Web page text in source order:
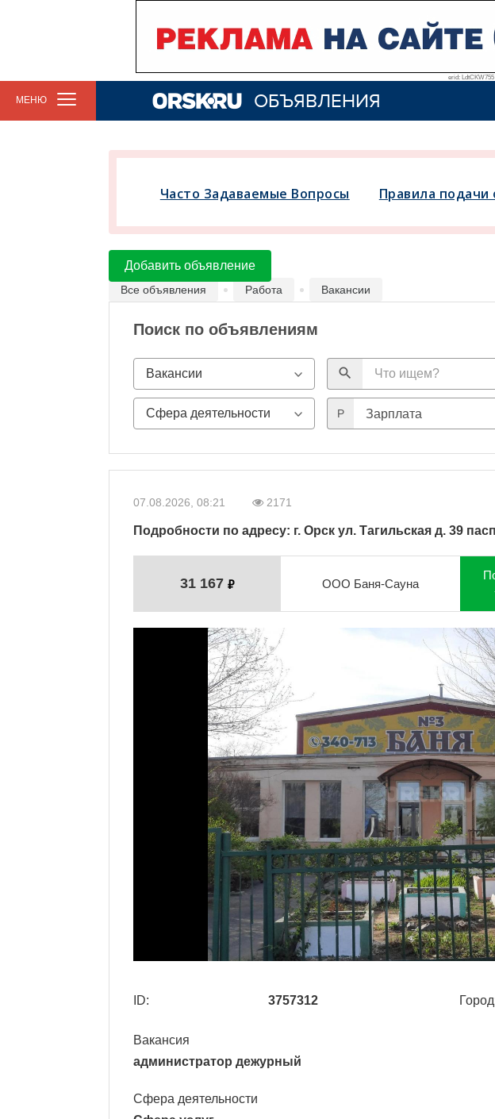
erid:
МЕНЮ ОБЪЯВЛЕНИЯ
Часто Задаваемые Вопросы Правила подачи
Добавить объявление
Все объявления Работа Вакансии
Поиск по объявлениям
search
P Зарплата
07.08.2026, 08:21 2171
Подробности по адресу: г. Орск ул. Тагильская д. 39
31 167 ООО Баня-Сауна
ID: 3757312
Вакансия
администратор дежурный
Сфера деятельности